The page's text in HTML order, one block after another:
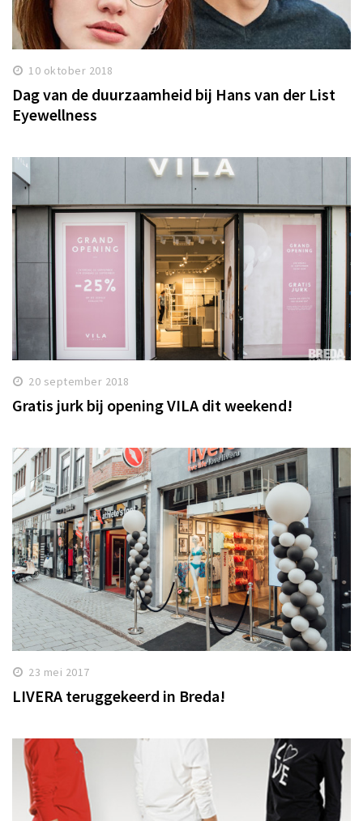
10 oktober 2018
Dag van de duurzaamheid bij Hans van der List
Eyewellness
20 september 2018
Gratis jurk bij opening VILA dit weekend!
23 mei 2017
LIVERA teruggekeerd in Breda!